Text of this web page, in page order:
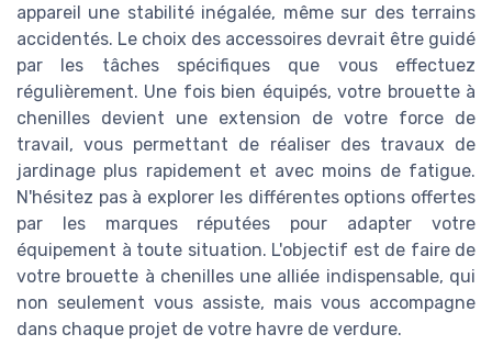
appareil une stabilité inégalée, même sur des terrains
accidentés. Le choix des accessoires devrait être guidé
par les tâches spécifiques que vous effectuez
régulièrement. Une fois bien équipés, votre brouette à
chenilles devient une extension de votre force de
travail, vous permettant de réaliser des travaux de
jardinage plus rapidement et avec moins de fatigue.
N'hésitez pas à explorer les différentes options offertes
par les marques réputées pour adapter votre
équipement à toute situation. L'objectif est de faire de
votre brouette à chenilles une alliée indispensable, qui
non seulement vous assiste, mais vous accompagne
dans chaque projet de votre havre de verdure.